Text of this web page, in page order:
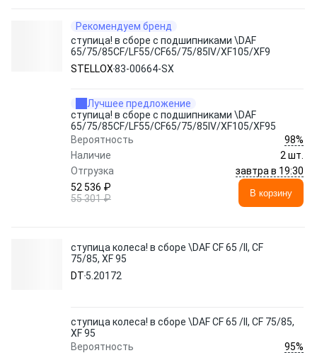
Рекомендуем бренд
ступица! в сборе с подшипниками \DAF
65/75/85CF/LF55/CF65/75/85IV/XF105/XF95
STELLOX83-00664-SX
Лучшее предложение
ступица! в сборе с подшипниками \DAF
65/75/85CF/LF55/CF65/75/85IV/XF105/XF95
Вероятность
98%
Наличие
2 шт.
Отгрузка
завтра в 19:30
52 536 ₽
55 301 ₽
В корзину
ступица колеса! в сборе \DAF CF 65 /II, CF
75/85, XF 95
DT 5.20172
ступица колеса! в сборе \DAF CF 65 /II, CF 75/85,
XF 95
Вероятность
95%